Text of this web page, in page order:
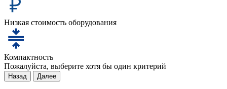
Низкая стоимость оборудования
Компактность
Пожалуйста, выберите хотя бы один критерий
Назад Далее